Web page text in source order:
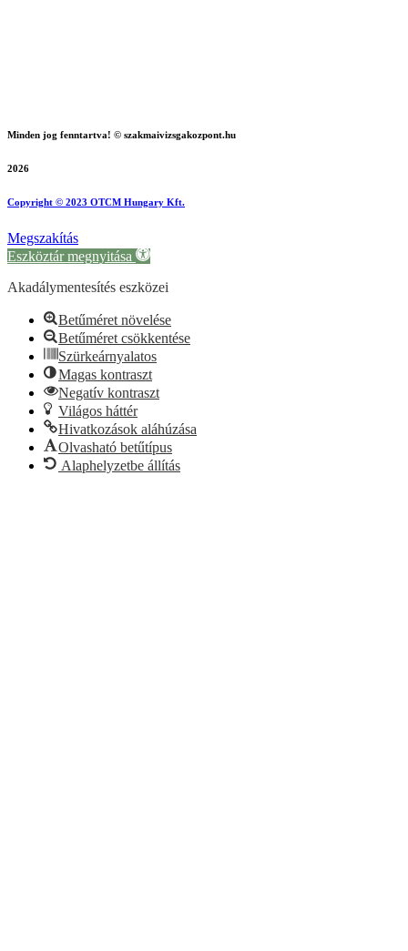
Minden jog fenntartva! © szakmaivizsgakozpont.hu
2026
Copyright © 2023 OTCM Hungary Kft.
Megszakítás
Eszköztár megnyitása
Akadálymentesítés eszközei
Betűméret növelése
Betűméret csökkentése
Szürkeárnyalatos
Magas kontraszt
Negatív kontraszt
Világos háttér
Hivatkozások aláhúzása
Olvasható betűtípus
Alaphelyzetbe állítás